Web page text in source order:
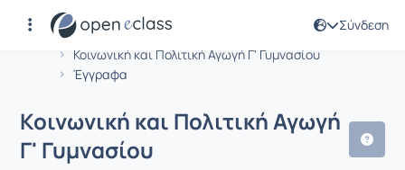
Σύνδεση
Αρχική Σελίδα
Κοινωνική και Πολιτική Αγωγή Γ' Γυμνασίου
Έγγραφα
Μάθημα : Κοινωνική και Πολιτική
Κοινωνική και Πολιτική Αγωγή
Γ' Γυμνασίου